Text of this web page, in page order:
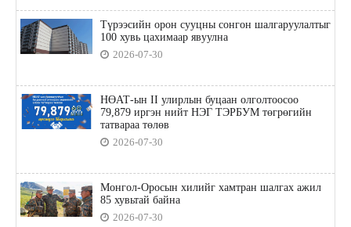
Түрээсийн орон сууцны сонгон шалгаруулалтыг
100 хувь цахимаар явуулна
2026-07-30
НӨАТ-ын II улирлын буцаан олголтоосоо
79,879 иргэн нийт НЭГ ТЭРБУМ төгрөгийн
татвараа төлөв
2026-07-30
Монгол-Оросын хилийг хамтран шалгах ажил
85 хувьтай байна
2026-07-30